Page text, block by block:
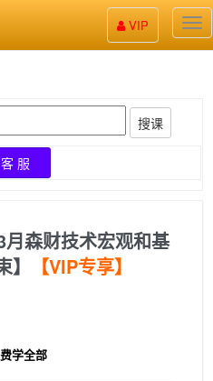
股
票
VIP
搜课
服
森财技术宏观和基
【VIP专享】
学全部